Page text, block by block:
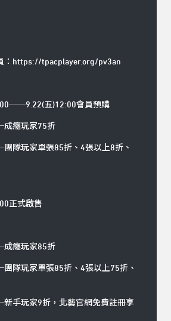
https://tpacplayer.org/pv3an
五)12:00會員預購
癮玩家75折
隊玩家單張85折、4張以上8折、
正式啟售
癮玩家85折
隊玩家單張85折、4張以上75折、
手玩家9折，北藝官網免費註冊享